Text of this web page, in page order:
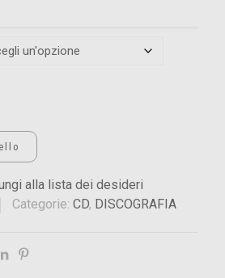
alla lista dei desideri
Categorie: CD, DISCOGRAFIA